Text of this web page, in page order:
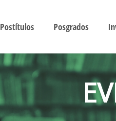
Postítulos Posgrados